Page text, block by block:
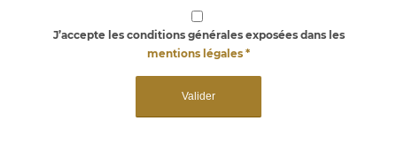
J’accepte les conditions générales exposées dans les
mentions légales *